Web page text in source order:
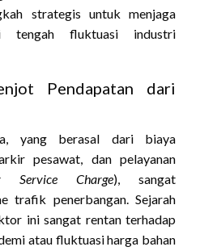
strategis untuk menjaga
tengah fluktuasi industri
Pendapatan dari
yang berasal dari biaya
pesawat, dan pelayanan
Service Charge), sangat
trafik penerbangan. Sejarah
ini sangat rentan terhadap
atau fluktuasi harga bahan